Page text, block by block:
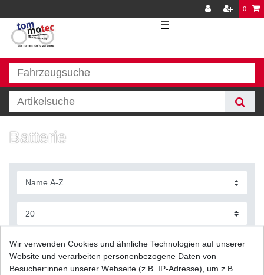
0
☰
Batterie
Wir verwenden Cookies und ähnliche Technologien auf unserer
Website und verarbeiten personenbezogene Daten von
Besucher:innen unserer Webseite (z.B. IP-Adresse), um z.B.